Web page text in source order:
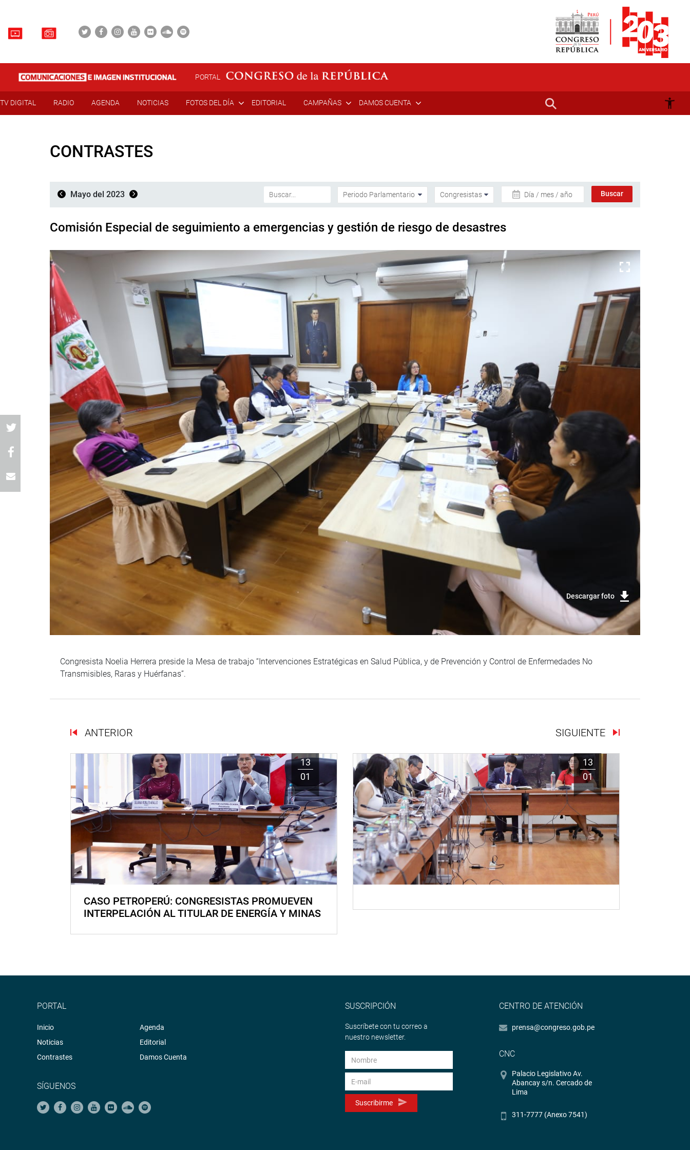
PORTAL
TV DIGITAL RADIO AGENDA NOTICIAS FOTOS DEL DÍA EDITORIAL CAMPAÑAS DAMOS CUENTA
CONTRASTES
Mayo del 2023 Día / mes / año
Comisión Especial de seguimiento a emergencias y gestión de riesgo de desastres
Descargar foto
Congresista Noelia Herrera preside la Mesa de trabajo “Intervenciones Estratégicas en Salud Pública, y de Prevención y Control de Enfermedades No
Transmisibles, Raras y Huérfanas”.
ANTERIOR SIGUIENTE
13
01
CASO PETROPERÚ: CONGRESISTAS PROMUEVEN
INTERPELACIÓN AL TITULAR DE ENERGÍA Y MINAS
13
01
PORTAL
Inicio
Noticias
Contrastes
Agenda
Editorial
Damos Cuenta
SÍGUENOS
SUSCRIPCIÓN
Suscríbete con tu correo a
nuestro newsletter.
Suscribirme
CENTRO DE ATENCIÓN
prensa@congreso.gob.pe
CNC
Palacio Legislativo Av.
Abancay s/n. Cercado de
Lima
311-7777 (Anexo 7541)